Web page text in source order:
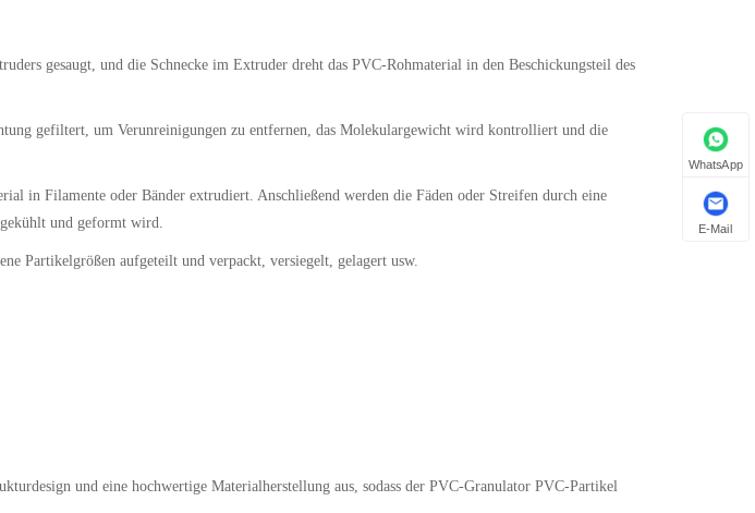
gesaugt, und die Schnecke im Extruder dreht das PVC-Rohmaterial in den Beschickungsteil des
gefiltert, um Verunreinigungen zu entfernen, das Molekulargewicht wird kontrolliert und die
in Filamente oder Bänder extrudiert. Anschließend werden die Fäden oder Streifen durch eine
und geformt wird.
Partikelgrößen aufgeteilt und verpackt, versiegelt, gelagert usw.
und eine hochwertige Materialherstellung aus, sodass der PVC-Granulator PVC-Partikel
WhatsApp
E-Mail